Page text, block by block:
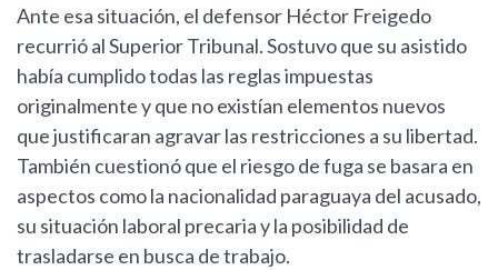
Ante esa situación, el defensor Héctor Freigedo
recurrió al Superior Tribunal. Sostuvo que su asistido
había cumplido todas las reglas impuestas
originalmente y que no existían elementos nuevos
que justificaran agravar las restricciones a su libertad.
También cuestionó que el riesgo de fuga se basara en
aspectos como la nacionalidad paraguaya del acusado,
su situación laboral precaria y la posibilidad de
trasladarse en busca de trabajo.